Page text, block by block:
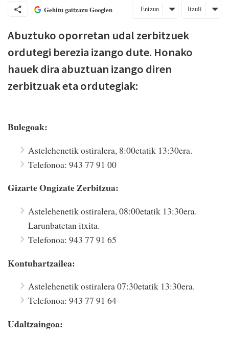
Gehitu gaitzazu Googlen Entzun Itzuli
Abuztuko oporretan udal zerbitzuek
ordutegi berezia izango dute. Honako
hauek dira abuztuan izango diren
zerbitzuak eta ordutegiak:
Bulegoak:
Astelehenetik ostiralera, 8:00etatik 13:30era.
Telefonoa: 943 77 91 00
Gizarte Ongizate Zerbitzua:
Astelehenetik ostiralera, 08:00etatik 13:30era.
Larunbatetan itxita.
Telefonoa: 943 77 91 65
Kontuhartzailea:
Astelehenetik ostiralera 07:30etatik 13:30era.
Telefonoa: 943 77 91 64
Udaltzaingoa: